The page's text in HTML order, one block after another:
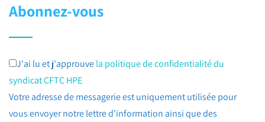
Abonnez-vous
J'ai lu et j'approuvela politique de confidentialité du
syndicat CFTC HPE
Votre adresse de messagerie est uniquement utilisée pour
vous envoyer notre lettre d'information ainsi que des